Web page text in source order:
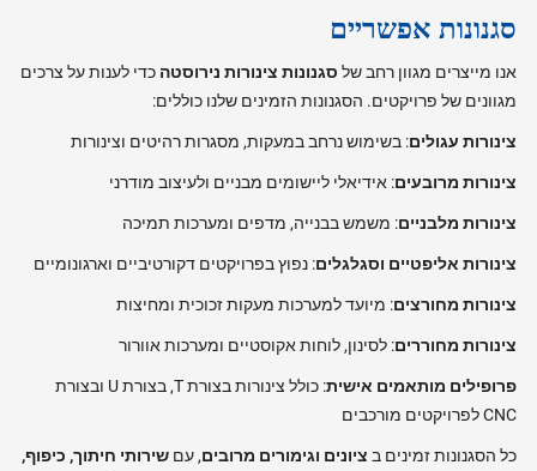
סגנונות אפשריים
אנו מייצרים מגוון רחב של סגנונות צינורות נירוסטה כדי לענות על צרכים
מגוונים של פרויקטים. הסגנונות הזמינים שלנו כוללים:
צינורות עגולים: בשימוש נרחב במעקות, מסגרות רהיטים וצינורות
צינורות מרובעים: אידיאלי ליישומים מבניים ולעיצוב מודרני
צינורות מלבניים: משמש בבנייה, מדפים ומערכות תמיכה
צינורות אליפטיים וסגלגלים: נפוץ בפרויקטים דקורטיביים וארגונומיים
צינורות מחורצים: מיועד למערכות מעקות זכוכית ומחיצות
צינורות מחוררים: לסינון, לוחות אקוסטיים ומערכות אוורור
פרופילים מותאמים אישית
: כולל צינורות בצורת T, בצורת U ובצורת
CNC לפרויקטים מורכבים
כל הסגנונות זמינים ב ציונים וגימורים מרובים, עם שירותי חיתוך, כיפוף,